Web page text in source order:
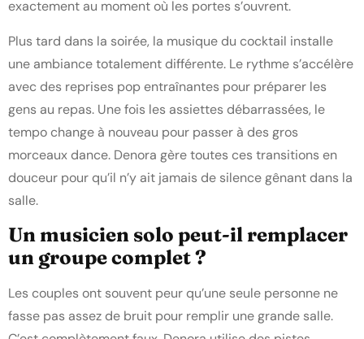
exactement au moment où les portes s’ouvrent.
Plus tard dans la soirée, la musique du cocktail installe
une ambiance totalement différente. Le rythme s’accélère
avec des reprises pop entraînantes pour préparer les
gens au repas. Une fois les assiettes débarrassées, le
tempo change à nouveau pour passer à des gros
morceaux dance. Denora gère toutes ces transitions en
douceur pour qu’il n’y ait jamais de silence gênant dans la
salle.
Un musicien solo peut-il remplacer
un groupe complet ?
Les couples ont souvent peur qu’une seule personne ne
fasse pas assez de bruit pour remplir une grande salle.